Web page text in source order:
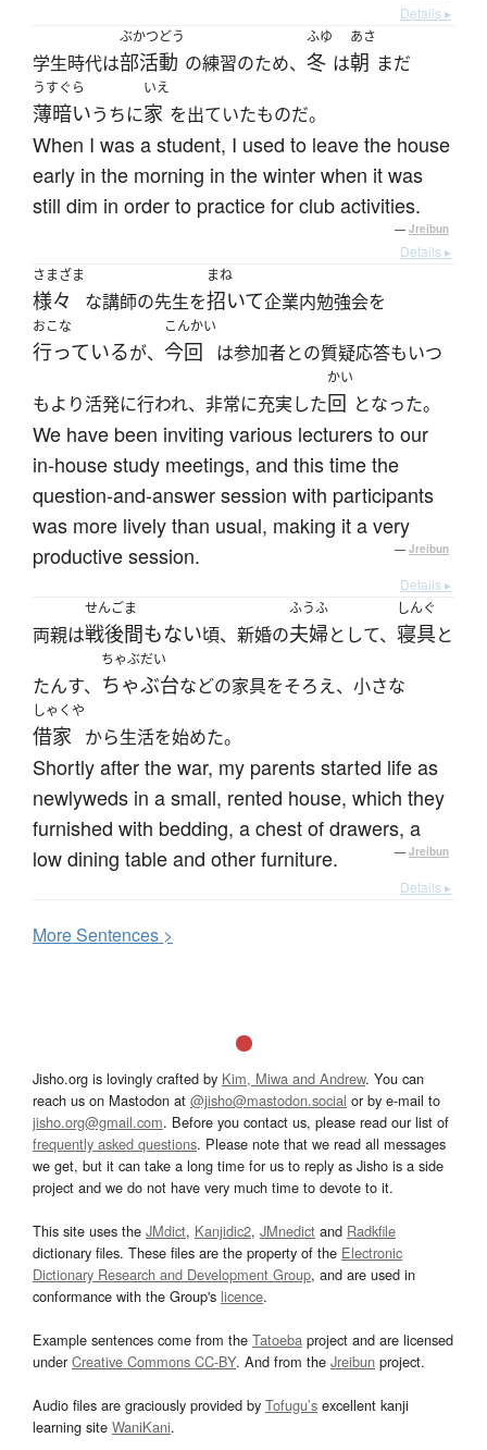
Details ▸
学生時代は
ぶかつどう
部活動 の練習のため、
ふゆ
冬 は
あさ
朝 まだ
うすぐら
薄暗いうちに
いえ
家 を出ていたものだ。
When I was a student, I used to leave the house
early in the morning in the winter when it was
still dim in order to practice for club activities.
— Jreibun
Details ▸
さまざま
様々 な講師の先生を
まね
招いて企業内勉強会を
おこな
行っているが、
こんかい
今回 は参加者との質疑応答もいつ
もより活発に行われ、非常に充実した
かい
回 となった。
We have been inviting various lecturers to our
in-house study meetings, and this time the
question-and-answer session with participants
was more lively than usual, making it a very
productive session.
— Jreibun
Details ▸
両親は
せんご
戦後
ま
間もない頃、新婚の
ふうふ
夫婦として、
しんぐ
寝具と
たんす、
ちゃぶだい
ちゃぶ台などの家具をそろえ、小さな
しゃくや
借家 から生活を始めた。
Shortly after the war, my parents started life as
newlyweds in a small, rented house, which they
furnished with bedding, a chest of drawers, a
low dining table and other furniture.
— Jreibun
Details ▸
MoreSentences >
Jisho.org is lovingly crafted by Kim, Miwa and Andrew. You can
reach us on Mastodon at @jisho@mastodon.social or by e-mail to
jisho.org@gmail.com. Before you contact us, please read our list of
frequently asked questions. Please note that we read all messages
we get, but it can take a long time for us to reply as Jisho is a side
project and we do not have very much time to devote to it.
This site uses the JMdict, Kanjidic2, JMnedict and Radkfile
dictionary files. These files are the property of the Electronic
Dictionary Research and Development Group, and are used in
conformance with the Group's licence.
Example sentences come from the Tatoeba project and are licensed
underCreative Commons CC-BY. And from the Jreibun project.
Audio files are graciously provided by Tofugu’s excellent kanji
learning site WaniKani.